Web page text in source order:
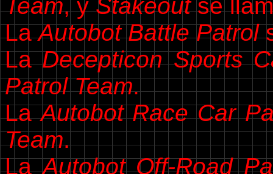
Team, yStakeoutse
LaAutobot Battle Patrol
LaDecepticon Sports
Patrol Team.
LaAutobot Race Car
Team.
LaAutobot Off-Road